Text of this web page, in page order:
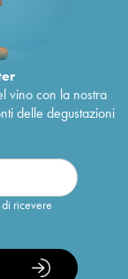
vino con la nostra
delle degustazioni
ricevere